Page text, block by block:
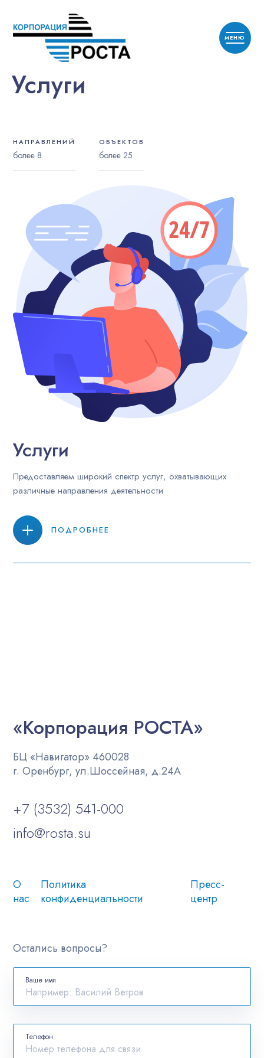
Услуги
НАПРАВЛЕНИЙ
более 8
ОБЪЕКТОВ
более 25
Услуги
Предоставляем широкий спектр услуг, охватывающих
различные направления деятельности
ПОДРОБНЕЕ
«Корпорация РОСТА»
БЦ «Навигатор» 460028
г. Оренбург, ул.Шоссейная, д.24А
+7 (3532) 541-000
info@rosta.su
О
нас
Политика
конфиденциальности
Пресс-
центр
Остались вопросы?
Ваше имя
Телефон